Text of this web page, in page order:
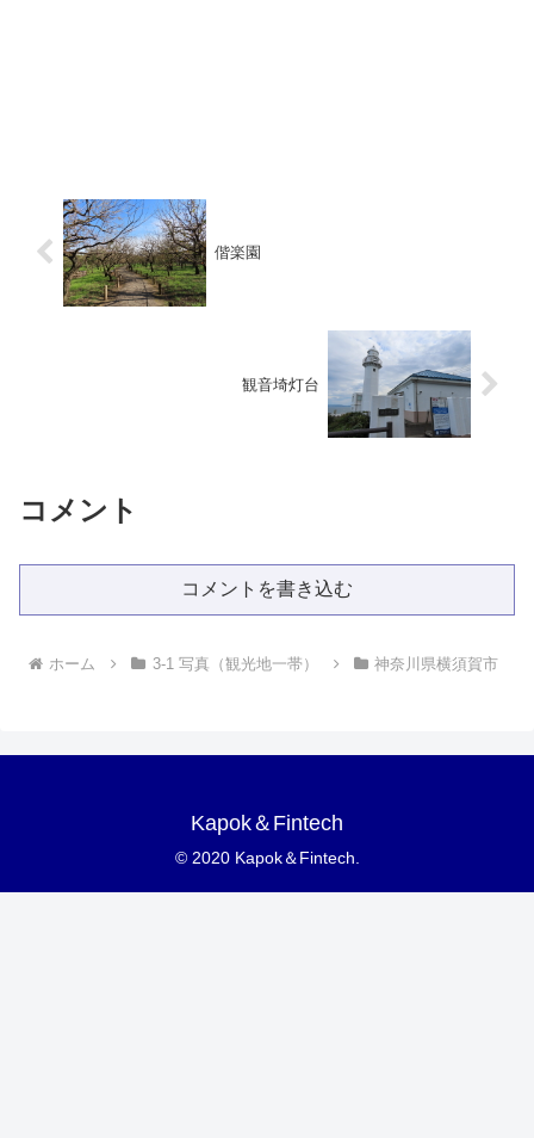
偕楽園
観音埼灯台
コメント
コメントを書き込む
ホーム 3-1 写真（観光地一帯） 神奈川県横須賀市
Kapok＆Fintech
© 2020 Kapok＆Fintech.